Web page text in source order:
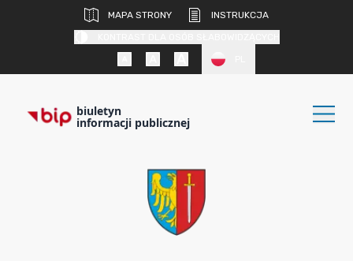
MAPA STRONY
INSTRUKCJA
biuletyn
informacji publicznej